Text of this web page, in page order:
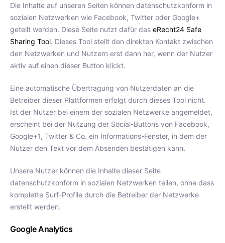
Die Inhalte auf unseren Seiten können datenschutzkonform in
sozialen Netzwerken wie Facebook, Twitter oder Google+
geteilt werden. Diese Seite nutzt dafür das eRecht24 Safe
Sharing Tool. Dieses Tool stellt den direkten Kontakt zwischen
den Netzwerken und Nutzern erst dann her, wenn der Nutzer
aktiv auf einen dieser Button klickt.
Eine automatische Übertragung von Nutzerdaten an die
Betreiber dieser Plattformen erfolgt durch dieses Tool nicht.
Ist der Nutzer bei einem der sozialen Netzwerke angemeldet,
erscheint bei der Nutzung der Social-Buttons von Facebook,
Google+1, Twitter & Co. ein Informations-Fenster, in dem der
Nutzer den Text vor dem Absenden bestätigen kann.
Unsere Nutzer können die Inhalte dieser Seite
datenschutzkonform in sozialen Netzwerken teilen, ohne dass
komplette Surf-Profile durch die Betreiber der Netzwerke
erstellt werden.
Google Analytics